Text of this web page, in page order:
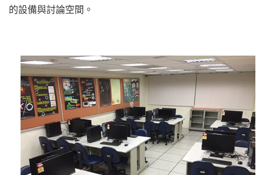
的設備與討論空間。